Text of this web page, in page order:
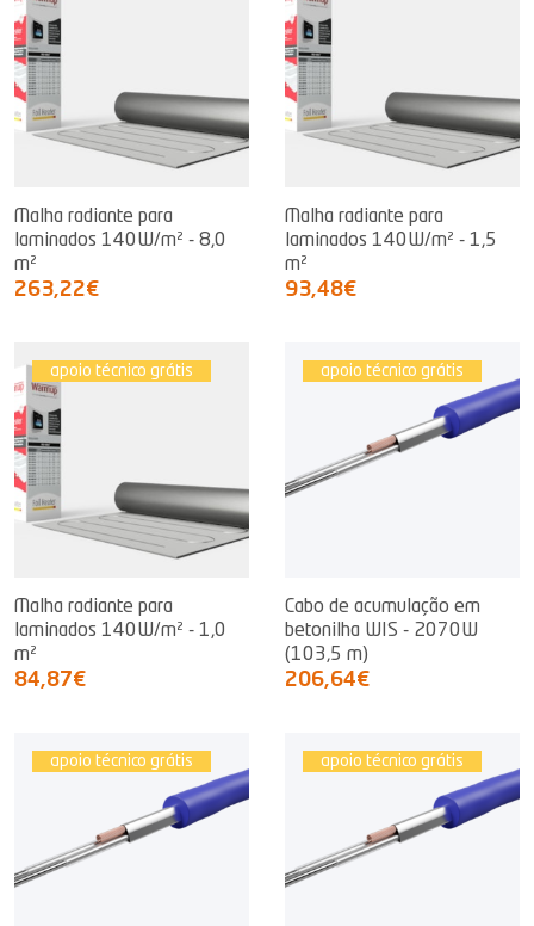
Malha radiante para
laminados 140W/m² - 8,0
m²
263,22€
Malha radiante para
laminados 140W/m² - 1,5
m²
93,48€
apoio técnico grátis
Malha radiante para
laminados 140W/m² - 1,0
m²
84,87€
apoio técnico grátis
Cabo de acumulação em
betonilha WIS - 2070W
(103,5 m)
206,64€
apoio técnico grátis apoio técnico grátis